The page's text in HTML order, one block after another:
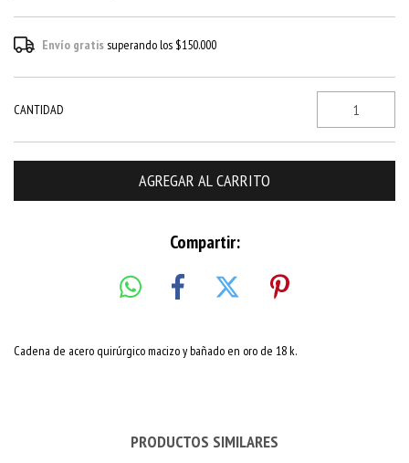
Envío gratissuperando los $150.000
CANTIDAD
Compartir:
Cadena de acero quirúrgico macizo y bañado en oro de 18 k.
PRODUCTOS SIMILARES